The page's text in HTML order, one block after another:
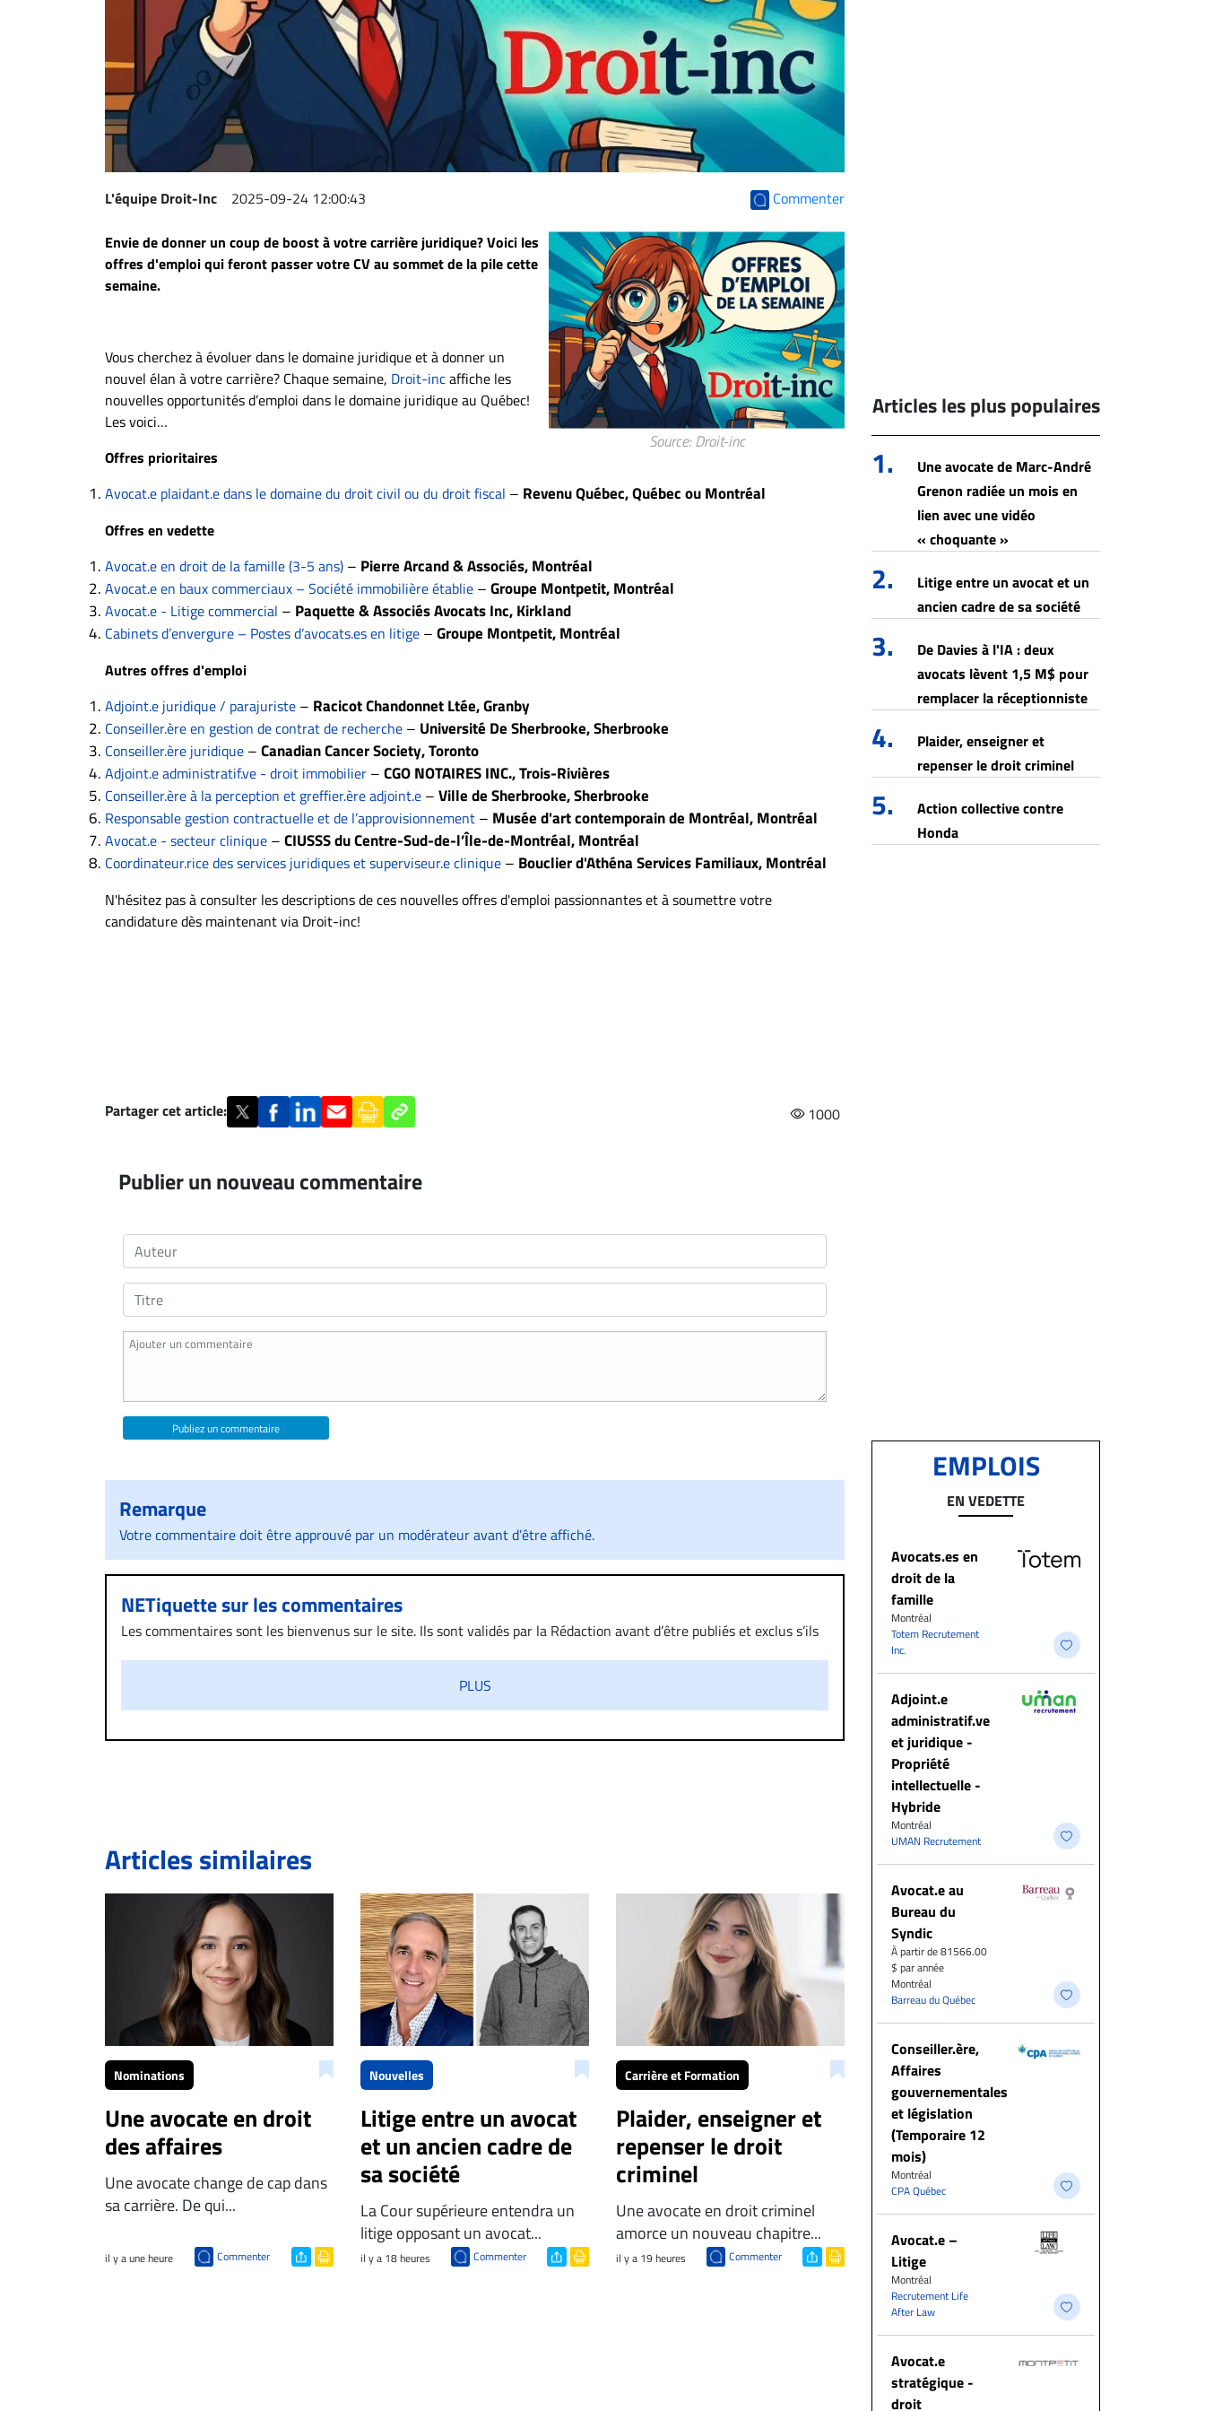
recrutements
TROUVEZ-
S’abonner
confidentialité
L'équipe Droit-Inc 2025-09-24 12:00:43 Commenter
Source: Droit-inc
Envie de donner un coup de boost à votre carrière juridique? Voici les
offres d'emploi qui feront passer votre CV au sommet de la pile cette
semaine.
Vous cherchez à évoluer dans le domaine juridique et à donner un
nouvel élan à votre carrière? Chaque semaine, Droit-incaffiche les
nouvelles opportunités d’emploi dans le domaine juridique au Québec!
Les voici…
Offres prioritaires
Avocat.e plaidant.e dans le domaine du droit civil ou du droit fiscal – Revenu Québec, Québec ou Montréal
Offres en vedette
Avocat.e en droit de la famille (3-5 ans) – Pierre Arcand & Associés, Montréal
Avocat.e en baux commerciaux – Société immobilière établie –Groupe Montpetit, Montréal
Avocat.e - Litige commercial – Paquette & Associés Avocats Inc, Kirkland
Cabinets d’envergure – Postes d’avocats.es en litige –Groupe Montpetit, Montréal
Autres offres d'emploi
Adjoint.e juridique / parajuriste – Racicot Chandonnet Ltée, Granby
Conseiller.ère en gestion de contrat de recherche – Université De Sherbrooke, Sherbrooke
Conseiller.ère juridique –Canadian Cancer Society, Toronto
Adjoint.e administratif.ve - droit immobilier –CGO NOTAIRES INC., Trois-Rivières
Conseiller.ère à la perception et greffier.ère adjoint.e –Ville de Sherbrooke, Sherbrooke
Responsable gestion contractuelle et de l’approvisionnement – Musée d'art contemporain de Montréal, Montréal
Avocat.e - secteur clinique –CIUSSS du Centre-Sud-de-l’Île-de-Montréal, Montréal
Coordinateur.rice des services juridiques et superviseur.e clinique – Bouclier d'Athéna Services Familiaux, Montréal
N'hésitez pas à consulter les descriptions de ces nouvelles offres d'emploi passionnantes et à soumettre votre
candidature dès maintenant via Droit-inc!
Partager cet article: 1000
Publier un nouveau commentaire
Publiez un commentaire
Remarque
Votre commentaire doit être approuvé par un modérateur avant d’être affiché.
NETiquette sur les commentaires
Les commentaires sont les bienvenus sur le site. Ils sont validés par la Rédaction avant d’être publiés et exclus s’ils
Si votre demande apparait légitime, le commentaire sera retiré sur le champ. Vous pouvez également utiliser
l’espace dédié aux commentaires pour publier, dans les mêmes conditions de validation, un droit de réponse.
PLUS
Articles similaires
Nominations
Une avocate en droit
des affaires
Une avocate change de cap dans
sa carrière. De qui...
il y a une heure Commenter
Nouvelles
Litige entre un avocat
et un ancien cadre de
sa société
La Cour supérieure entendra un
litige opposant un avocat...
il y a 18 heures Commenter
Carrière et Formation
Plaider, enseigner et
repenser le droit
criminel
Une avocate en droit criminel
amorce un nouveau chapitre...
il y a 19 heures Commenter
Articles les plus populaires
1.
Une avocate de Marc-André
Grenon radiée un mois en
lien avec une vidéo
« choquante »
2.
Litige entre un avocat et un
ancien cadre de sa société
3.
De Davies à l'IA : deux
avocats lèvent 1,5 M$ pour
remplacer la réceptionniste
4.
Plaider, enseigner et
repenser le droit criminel
5.
Action collective contre
Honda
EMPLOIS
EN VEDETTE
Avocats.es en
droit de la
famille
Montréal
Totem Recrutement
Inc.
Adjoint.e
administratif.ve
et juridique -
Propriété
intellectuelle -
Hybride
Montréal
UMAN Recrutement
Avocat.e au
Bureau du
Syndic
À partir de 81566.00
$ par année
Montréal
Barreau du Québec
Conseiller.ère,
Affaires
gouvernementales
et législation
(Temporaire 12
mois)
Montréal
CPA Québec
Avocat.e –
Litige
Montréal
Recrutement Life
After Law
Avocat.e
stratégique -
droit